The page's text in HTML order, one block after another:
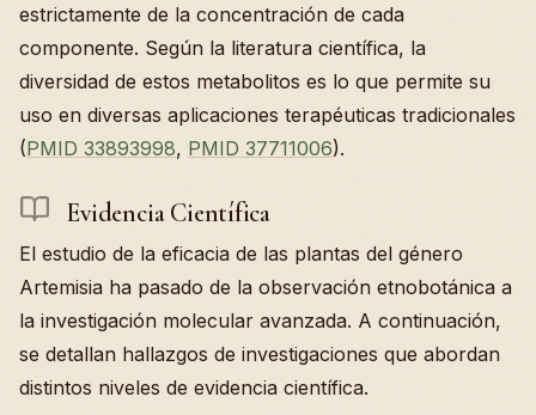
estrictamente de la concentración de cada
componente. Según la literatura científica, la
diversidad de estos metabolitos es lo que permite su
uso en diversas aplicaciones terapéuticas tradicionales
(PMID 33893998, PMID 37711006).
Evidencia Científica
El estudio de la eficacia de las plantas del género
Artemisia ha pasado de la observación etnobotánica a
la investigación molecular avanzada. A continuación,
se detallan hallazgos de investigaciones que abordan
distintos niveles de evidencia científica.